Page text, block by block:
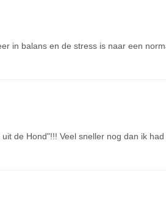
in balans en de stress is naar een
de Hond"!!! Veel sneller nog dan ik had